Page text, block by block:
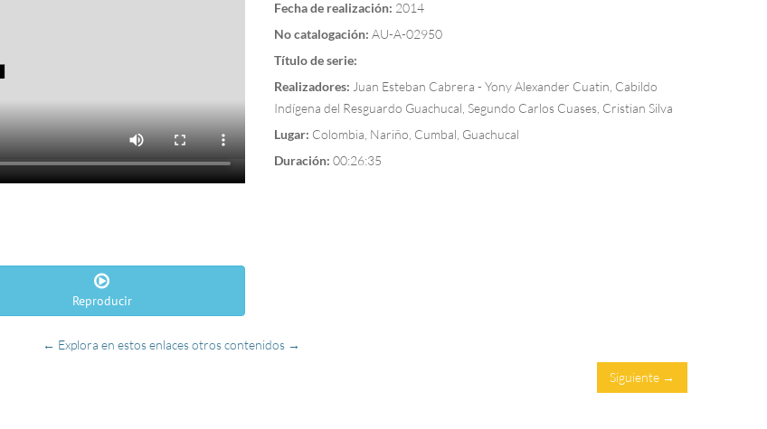
Reproducir
Fecha de realización: 2014
No catalogación: AU-A-02950
Título de serie:
Realizadores: Juan Esteban Cabrera - Yony Alexander Cuatin, Cabildo
Indígena del Resguardo Guachucal, Segundo Carlos Cuases, Cristian Silva
Lugar: Colombia, Nariño, Cumbal, Guachucal
Duración: 00:26:35
← Explora en estos enlaces otros contenidos →
Siguiente →